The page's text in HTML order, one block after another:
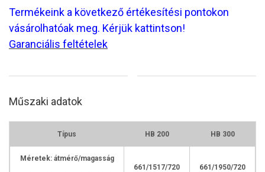
Termékeink a következő értékesítési pontokon
vásárolhatóak meg. Kérjük kattintson!
Garanciális feltételek
Műszaki adatok
Típus HB 200 HB 300
Méretek: átmérő/magasság
661/1517/720 661/1950/720